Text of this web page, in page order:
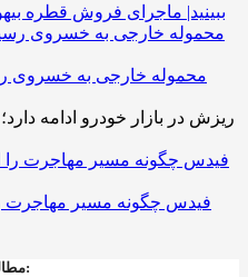
ببینید| ماجرای فروش قطره
محموله خارجی به خسروی
فیدس چگونه مسیر مهاجرت را
مطالب اخیر منتشر شده در مجله گیشه سینما: